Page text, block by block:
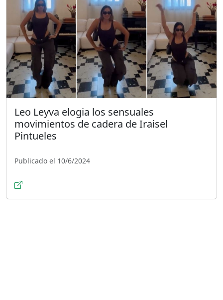
Leo Leyva elogia los sensuales
movimientos de cadera de Iraisel
Pintueles
Publicado el 10/6/2024